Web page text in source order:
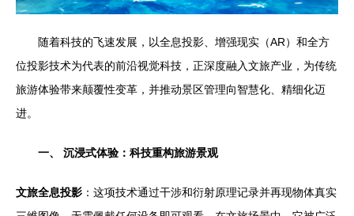
随着科技的飞速发展，以全息投影、增强现实（AR）和全方
位投影技术为代表的前沿视觉科技，正深度融入文旅产业，为传统
旅游体验带来颠覆性变革，并推动景区管理向智慧化、精细化迈
进。
一、 沉浸式体验：科技重构旅游景观
文旅全息投影 ：这项技术通过干涉和衍射原理记录并再现物体真实